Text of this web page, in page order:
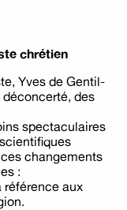
chrétien
Yves de Gentil-
des
spectaculaires
changements
:
référence aux